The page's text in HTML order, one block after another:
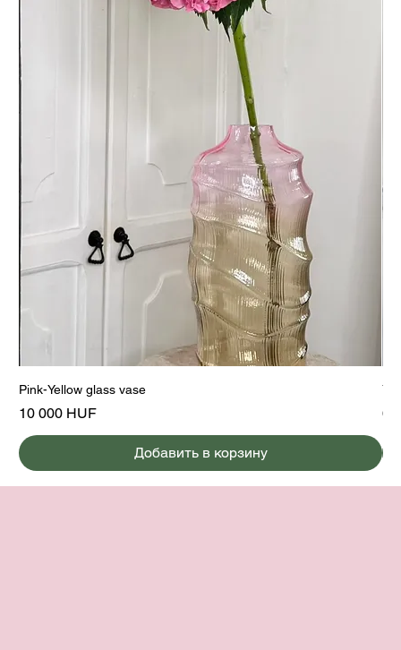
Pink-Yellow glass vase
Цена
10 000 HUF
Добавить в корзину
6